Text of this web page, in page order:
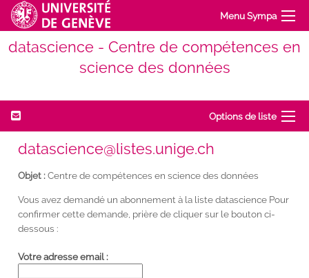
Menu Sympa
datascience - Centre de compétences en
science des données
Options de liste
datascience@listes.unige.ch
Objet :Centre de compétences en science des données
Vous avez demandé un abonnement à la liste datascience Pour
confirmer cette demande, prière de cliquer sur le bouton ci-
dessous :
Votre adresse email :